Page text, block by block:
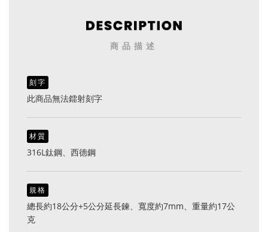
商品描述
刻字
此商品無法鐳射刻字
材質
316L鈦鋼、西德鋼
規格
總長約18公分+5公分延長鍊、寬度約7mm、重量約17公
克